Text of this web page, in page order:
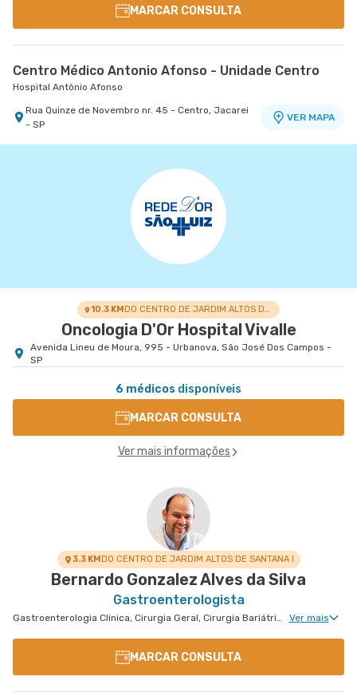
MARCAR CONSULTA
Centro Médico Antonio Afonso - Unidade Centro
Hospital Antônio Afonso
Rua Quinze de Novembro nr. 45 - Centro, Jacarei
- SP
VER MAPA
10.3 KM DO CENTRO DE JARDIM ALTOS DE SANTANA I
Oncologia D'Or Hospital Vivalle
Avenida Lineu de Moura, 995 - Urbanova, São José Dos Campos -
SP
6 médicos disponíveis
MARCAR CONSULTA
Ver mais informações
3.3 KMDO CENTRO DE JARDIM ALTOS DE SANTANA I
Bernardo Gonzalez Alves da Silva
Gastroenterologista
Gastroenterologia Clinica, Cirurgia Geral, Cirurgia Bariátrica, Cirurgia do Aparelho Digestivo, Doenças Inflamatórias Intestinais, Cirurgia Oncológica do Aparelho Digestivo Ver mais
MARCAR CONSULTA